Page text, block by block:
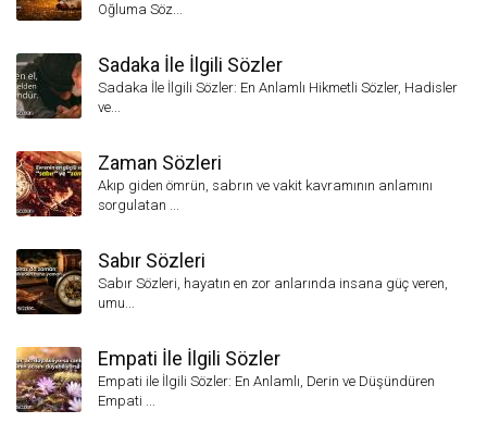
Oğluma Söz...
Sadaka İle İlgili Sözler
Sadaka İle İlgili Sözler: En Anlamlı Hikmetli Sözler, Hadisler
ve...
Zaman Sözleri
Akıp giden ömrün, sabrın ve vakit kavramının anlamını
sorgulatan ...
Sabır Sözleri
Sabır Sözleri, hayatın en zor anlarında insana güç veren,
umu...
Empati İle İlgili Sözler
Empati ile İlgili Sözler: En Anlamlı, Derin ve Düşündüren
Empati ...